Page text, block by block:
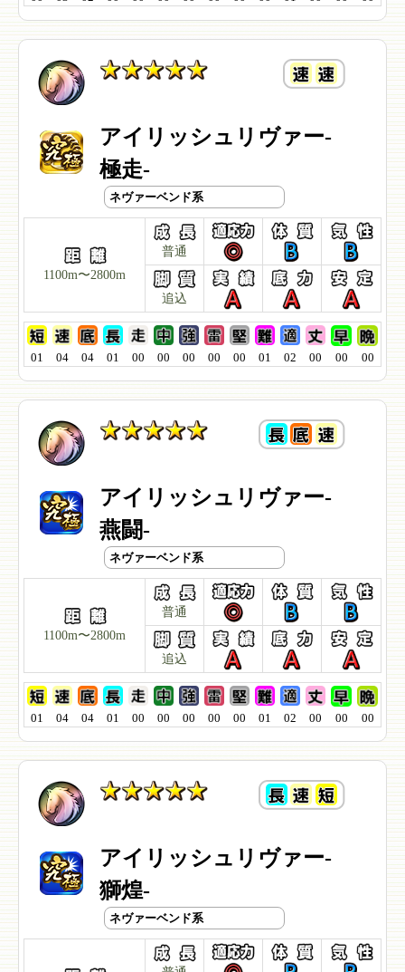
アイリッシュリヴァー-
極走-
ネヴァーベンド系
1100m〜2800m
普通
追込
01 04 04 01 00 00 00 00 00 01 02 00 00 00
アイリッシュリヴァー-
燕闘-
ネヴァーベンド系
1100m〜2800m
普通
追込
01 04 04 01 00 00 00 00 00 01 02 00 00 00
アイリッシュリヴァー-
獅煌-
ネヴァーベンド系